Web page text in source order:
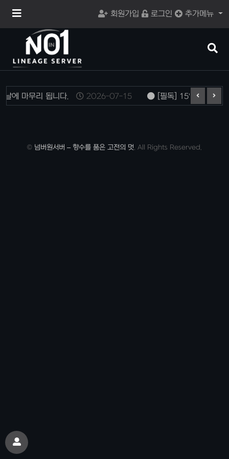
메
회원가입 로그인 추가메뉴
검
버
에 마무리 됩니다. 2026-07-15 [필독] 15일 12:00시
© 넘버원서버 – 향수를 품은 고전의 멋. All Rights Reserved.